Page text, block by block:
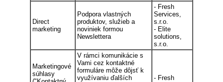
Direct
marketing
Podpora vlastných
produktov, služieb a
noviniek formou
Newslettera
- Fresh
Services,
s.r.o.
- Elite
solutions,
s.r.o.
Marketingové
súhlasy
V rámci komunikácie s
Vami cez kontaktné
formuláre môže dôjsť k
využívaniu ďalších
- Fresh